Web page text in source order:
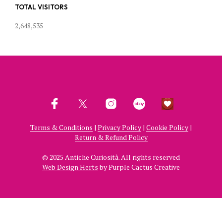
TOTAL VISITORS
2,648,535
Terms & Conditions | Privacy Policy | Cookie Policy |
Return & Refund Policy
© 2025 Antiche Curiosità. All rights reserved
Web Design Hertsby Purple Cactus Creative